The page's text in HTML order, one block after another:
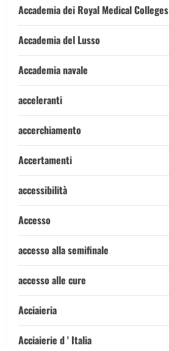
Accademia dei Royal Medical Colleges
Accademia del Lusso
Accademia navale
acceleranti
accerchiamento
Accertamenti
accessibilità
Accesso
accesso alla semifinale
accesso alle cure
Acciaieria
Acciaierie d ' Italia